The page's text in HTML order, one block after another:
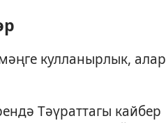
кулланырлык, алар
Тәүраттагы кайбер